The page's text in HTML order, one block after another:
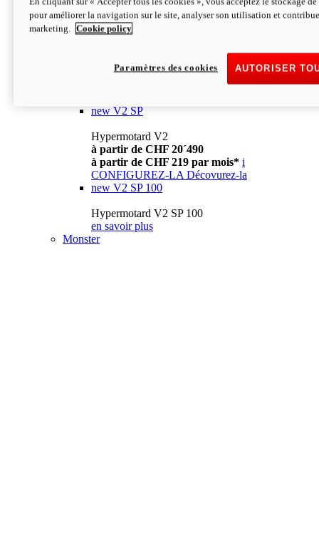
à partir de CHF 13´990 i
CONFIGUREZ-LA Décovurez-la
newV2
à partir de CHF 15´990
à partir de CHF 169 par mois* i
new V2 SP
Hypermotard V2
à partir de CHF 20´490
à partir de CHF 219 par mois* i
CONFIGUREZ-LA Décovurez-la
new V2 SP 100
Hypermotard V2 SP 100
en savoir plus
Monster
pour améliorer la navigation sur le site, analyser son utilisation et
marketing.
Cookie policy
AUTORISER
Paramètres des cookies